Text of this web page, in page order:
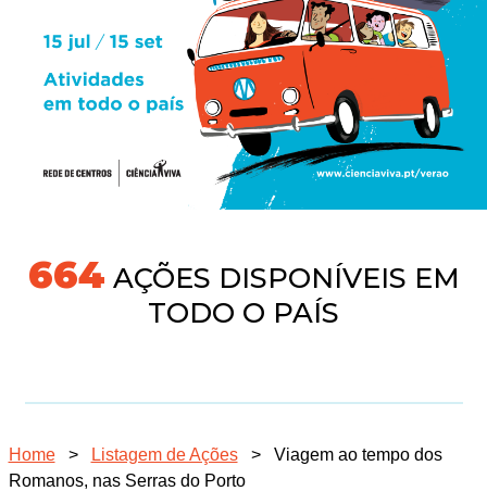
718AÇÕES DISPONÍVEIS EM
TODO O PAÍS
Home > Listagem de Ações >
Viagem ao tempo dos
Romanos, nas Serras do Porto